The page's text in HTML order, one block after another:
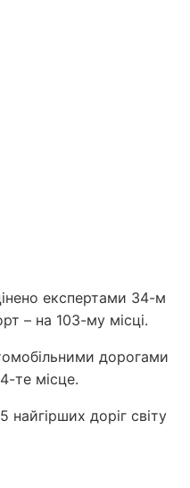
експертами 34-м
– на 103-му місці.
дорогами
те місце.